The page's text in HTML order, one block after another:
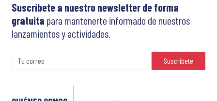
Suscríbete a nuestro newsletter de forma
gratuita para mantenerte informado de nuestros
lanzamientos y actividades.
Suscríbete